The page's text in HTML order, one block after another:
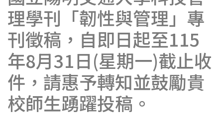
理學刊「韌性與管理」專
刊徵稿，自即日起至115
年8月31日(星期一)截止收
件，請惠予轉知並鼓勵貴
校師生踴躍投稿。